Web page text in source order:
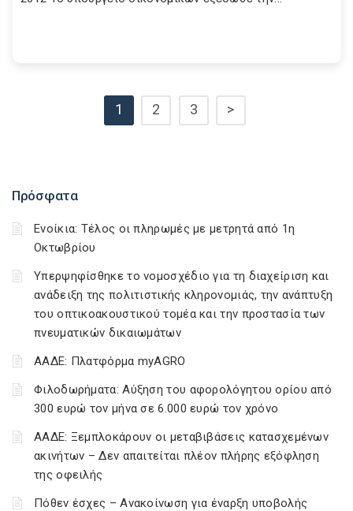
Πρόσφατα
Ενοίκια: Τέλος οι πληρωμές με μετρητά από 1η
Οκτωβρίου
Υπερψηφίσθηκε το νομοσχέδιο για τη διαχείριση και
ανάδειξη της πολιτιστικής κληρονομιάς, την ανάπτυξη
του οπτικοακουστικού τομέα και την προστασία των
πνευματικών δικαιωμάτων
ΑΑΔΕ: Πλατφόρμα myAGRO
Φιλοδωρήματα: Αύξηση του αφορολόγητου ορίου από
300 ευρώ τον μήνα σε 6.000 ευρώ τον χρόνο
ΑΑΔΕ: Ξεμπλοκάρουν οι μεταβιβάσεις κατασχεμένων
ακινήτων – Δεν απαιτείται πλέον πλήρης εξόφληση
της οφειλής
Πόθεν έσχες – Ανακοίνωση για έναρξη υποβολής
1 2 3 >